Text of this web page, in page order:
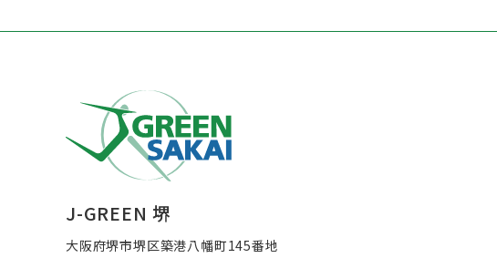
J-GREEN 堺
大阪府堺市堺区築港八幡町145番地